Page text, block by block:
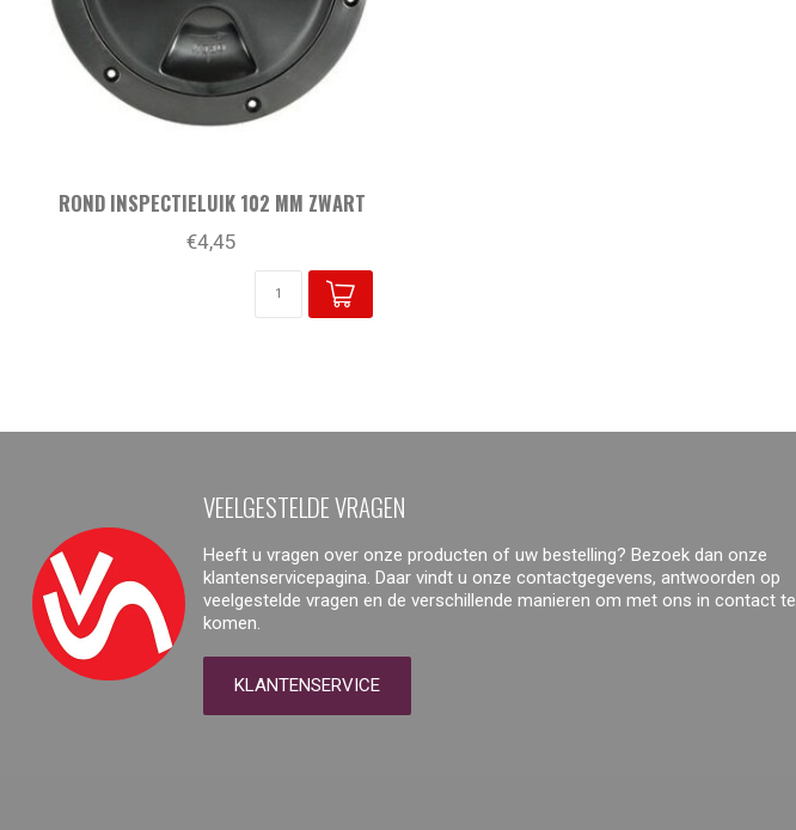
ROND INSPECTIELUIK 102 MM ZWART
€4,45
VEELGESTELDE VRAGEN
Heeft u vragen over onze producten of uw bestelling? Bezoek dan onze
klantenservicepagina. Daar vindt u onze contactgegevens, antwoorden op
veelgestelde vragen en de verschillende manieren om met ons in contact te
komen.
KLANTENSERVICE